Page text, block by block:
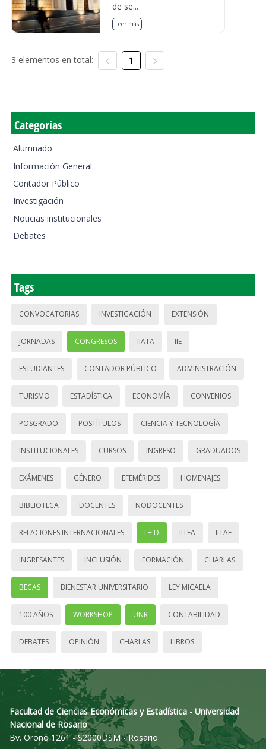
de se...
Leer más
3 elementos en total: 1
Categorías
Alumnado
Información General
Contador Público
Investigación
Noticias institucionales
Debates
Tags
CONVOCATORIAS INVESTIGACIÓN EXTENSIÓN
JORNADAS CONGRESOS IIATA IIE
ESTUDIANTES CONTADOR PÚBLICO ADMINISTRACIÓN
TURISMO ESTADÍSTICA ECONOMÍA CONVENIOS
POSGRADO POSTÍTULOS CIENCIA Y TECNOLOGÍA
INSTITUCIONALES CURSOS INGRESO GRADUADOS
EXÁMENES GÉNERO EFEMÉRIDES HOMENAJES
BIBLIOTECA DOCENTES NODOCENTES
RELACIONES INTERNACIONALES I + D IITEA IITAE
INGRESANTES INCLUSIÓN FORMACIÓN CHARLAS
BECAS BIENESTAR UNIVERSITARIO LEY MICAELA
100 AÑOS WORKSHOP UNR CONTABILIDAD
DEBATES OPINIÓN CHARLAS LIBROS
Facultad de Ciencias Económicas y Estadística - Universidad
Nacional de Rosario
Bv. Oroño 1261 - S2000DSM - Rosario